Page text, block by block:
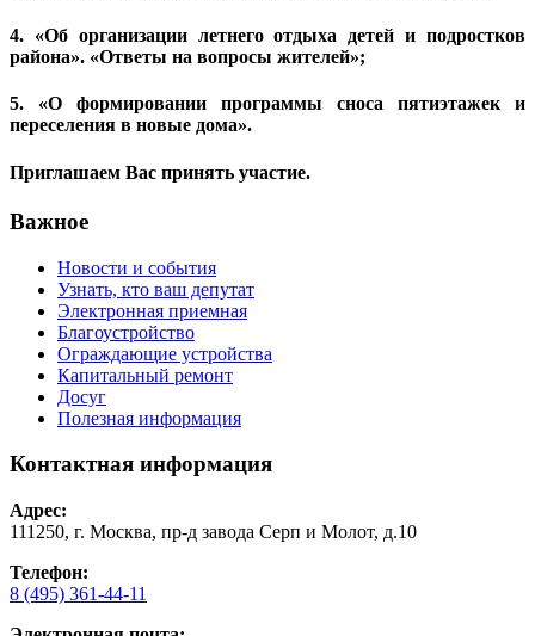
4. «Об организации летнего отдыха детей и подростков
района». «Ответы на вопросы жителей»;
5. «О формировании программы сноса пятиэтажек и
переселения в новые дома».
Приглашаем Вас принять участие.
Важное
Новости и события
Узнать, кто ваш депутат
Электронная приемная
Благоустройство
Ограждающие устройства
Капитальный ремонт
Досуг
Полезная информация
Контактная информация
Адрес:
111250, г. Москва, пр-д завода Серп и Молот, д.10
Телефон:
8 (495) 361-44-11